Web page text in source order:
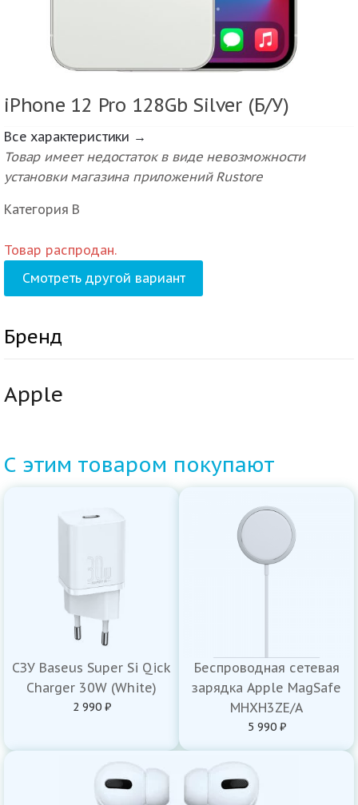
iPhone 12 Pro 128Gb Silver (Б/У)
Все характеристики →
Товар имеет недостаток в виде невозможности
установки магазина приложений Rustore
Категория В
Товар распродан.
Смотреть другой вариант
Бренд
Apple
С этим товаром покупают
СЗУ Baseus Super Si Qick
Charger 30W (White)
2 990 ₽
Беспроводная сетевая
зарядка Apple MagSafe
MHXH3ZE/A
5 990 ₽